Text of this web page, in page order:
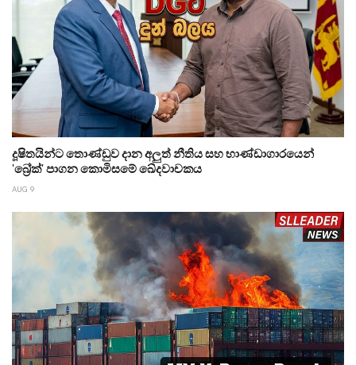
දූෂිතයින්ට තොණ්ඩුව දාන අලුත් නීතිය සහ භාණ්ඩාගාරයෙන්
'බ්‍රේක්' පාගන කොමිසමේ ඛේදවාචකය
AUG 9